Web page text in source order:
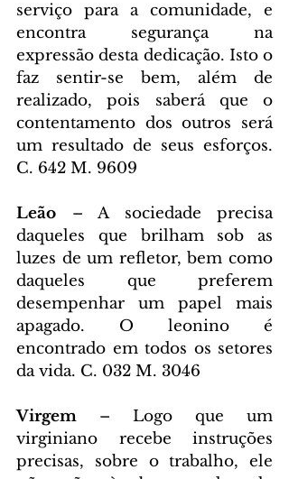
serviço para a comunidade, e
encontra segurança na
expressão desta dedicação. Isto o
faz sentir-se bem, além de
realizado, pois saberá que o
contentamento dos outros será
um resultado de seus esforços.
C. 642 M. 9609
Leão – A sociedade precisa
daqueles que brilham sob as
luzes de um refletor, bem como
daqueles que preferem
desempenhar um papel mais
apagado. O leonino é
encontrado em todos os setores
da vida. C. 032 M. 3046
Virgem – Logo que um
virginiano recebe instruções
precisas, sobre o trabalho, ele